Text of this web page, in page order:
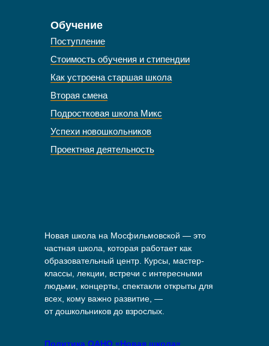
Новая школа на Мосфильмовской — это
частная школа, которая работает как
образовательный центр. Курсы, мастер-
классы, лекции, встречи с интересными
людьми, концерты, спектакли открыты для
всех, кому важно развитие, —
от дошкольников до взрослых.
Обучение
Поступление
Стоимость обучения и стипендии
Как устроена старшая школа
Вторая смена
Подростковая школа Микс
Успехи новошкольников
Проектная деятельность
Политика ОАНО «Новая школа»